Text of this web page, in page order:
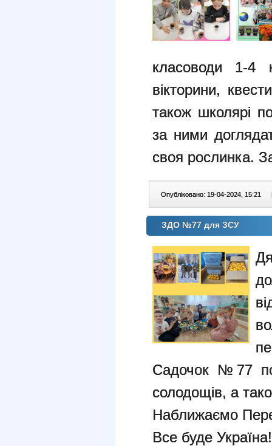
класоводи 1-4
вікторини,
також школярі
за ними
своя рослинка.
Опубліковано: 19-04-2024, 15:21 |
ЗДО №77 для ЗСУ
Садочок №77
солодощів, а
Наближаємо
Все буде Україна!